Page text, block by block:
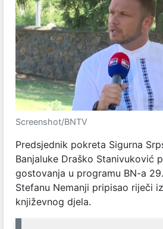
Screenshot/BNTV
Predsjednik pokreta Sigurna
Banjaluke Draško Stanivuković
gostovanja u programu BN-a
Stefanu Nemanji pripisao riječi
književnog djela.